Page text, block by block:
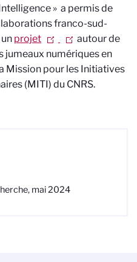
» a permis de
franco-sud-
projet
autour de
jumeaux numériques en
Mission pour les Initiatives
(MITI) du CNRS.
mai 2024